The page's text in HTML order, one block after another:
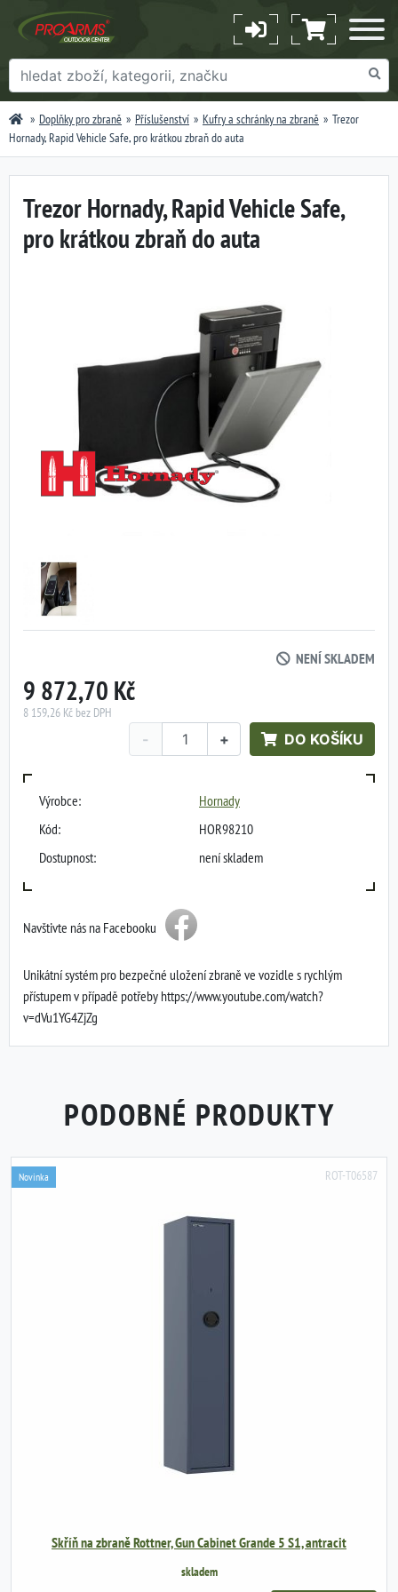
Doplňky pro zbraně Příslušenství Kufry a schránky na zbraně
Trezor
Hornady, Rapid Vehicle Safe, pro krátkou zbraň do auta
Trezor Hornady, Rapid Vehicle Safe,
pro krátkou zbraň do auta
NENÍ SKLADEM
9 872,70 Kč
8 159,26 Kč bez DPH
+
- DO KOŠÍKU
Výrobce:
Hornady
Kód:
HOR98210
Dostupnost:
není skladem
Navštivte nás na Facebooku
Unikátní systém pro bezpečné uložení zbraně ve vozidle s rychlým
přístupem v případě potřeby https://www.youtube.com/watch?
v=dVu1YG4ZjZg
PODOBNÉ PRODUKTY
ROT-T06587
Novinka
Skříň na zbraně Rottner, Gun Cabinet Grande 5 S1, antracit
skladem